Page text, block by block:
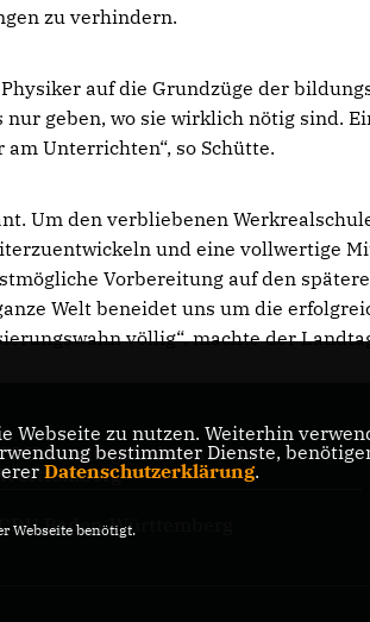
zu verhindern.
auf die Grundzüge der
nur geben, wo sie wirklich nötig sind.
Unterrichten“, so Schütte.
Um den verbliebenen
und eine vollwertige
Vorbereitung auf den
Welt beneidet uns um die
völlig“, machte der
Landtagsfraktion Baden-
Baden-Württemberg
Webseite zu nutzen. Weiterhin
bestimmter Dienste,
Datenschutzerklärung.
Webseite benötigt.